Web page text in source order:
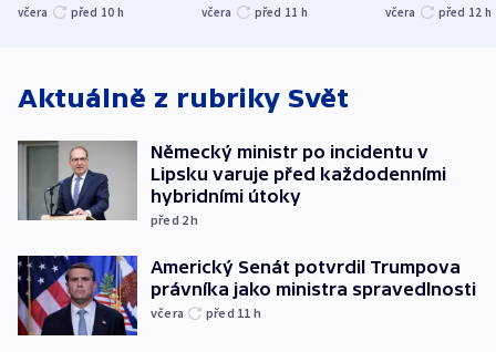
společenskou
včera před 10 h
ministra
včera před 11 h
explodoval
včera před 12 h
Aktuálně z rubriky Svět
Německý ministr po incidentu v
Lipsku varuje před každodenními
hybridními útoky
před 2h
Americký Senát potvrdil Trumpova
právníka jako ministra spravedlnosti
včera před 11 h